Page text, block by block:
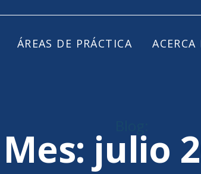
ÁREAS DE PRÁCTICA ACERCA
Mes: julio